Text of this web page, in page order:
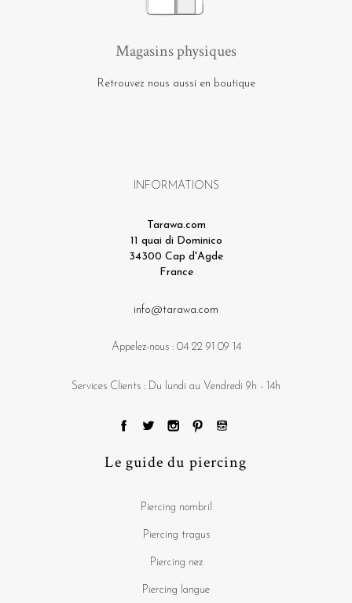
Magasins physiques
Retrouvez nous aussi en boutique
INFORMATIONS
Tarawa.com
11 quai di Dominico
34300 Cap d'Agde
France
info@tarawa.com
Appelez-nous : 04 22 91 09 14
Services Clients : Du lundi au Vendredi 9h - 14h
Le guide du piercing
Piercing nombril
Piercing tragus
Piercing nez
Piercing langue